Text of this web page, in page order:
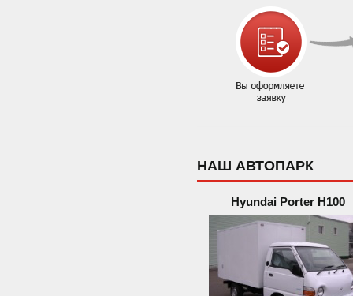
НАШ АВТОПАРК
Hyundai Porter H100